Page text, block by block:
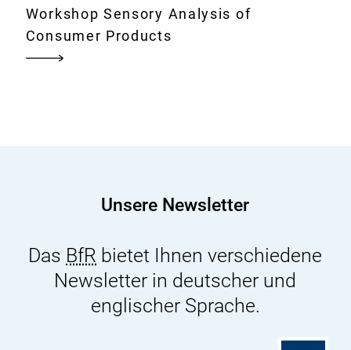
Workshop Sensory Analysis of
Consumer Products
Unsere Newsletter
Das BfR bietet Ihnen verschiedene
Newsletter in deutscher und
englischer Sprache.